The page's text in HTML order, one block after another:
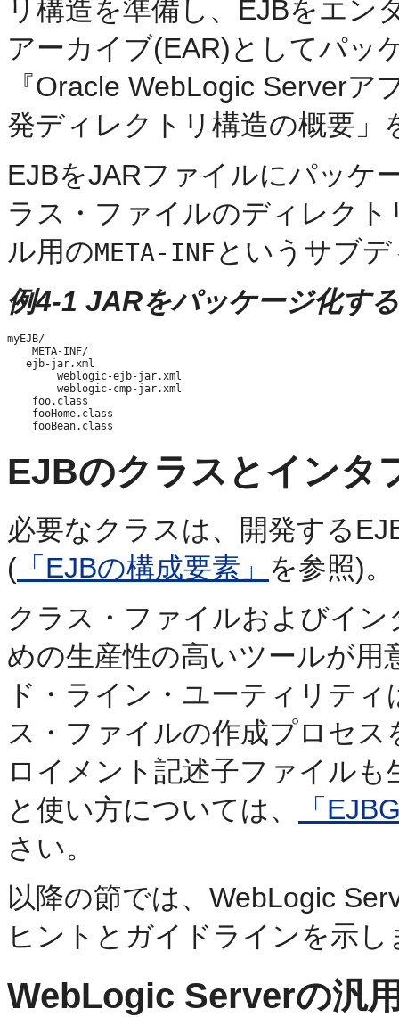
リ構造を準備し、EJBをエン
アーカイブ(EAR)としてパッ
『Oracle WebLogic Server
発ディレクトリ構造の概要」
EJBをJARファイルにパッケ
ラス・ファイルのディレク
ル用のMETA-INFというサブ
例4-1 JARをパッケージ化す
myEJB/
    META-INF/
   ejb-jar.xml
        weblogic-ejb-jar.xml
        weblogic-cmp-jar.xml
    foo.class
    fooHome.class
EJBのクラスとインタ
必要なクラスは、開発する
( 「EJBの構成要素」 を参照)。
クラス・ファイルおよびイ
めの生産性の高いツールが
ド・ライン・ユーティリテ
ス・ファイルの作成プロセ
ロイメント記述子ファイル
と使い方については、
「
さい。
以降の節では、WebLogic
ヒントとガイドラインを示し
WebLogic Serverの汎